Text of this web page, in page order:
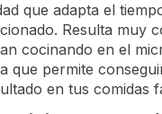
que adapta el
Resulta muy
cocinando en el
que permite
en tus comidas